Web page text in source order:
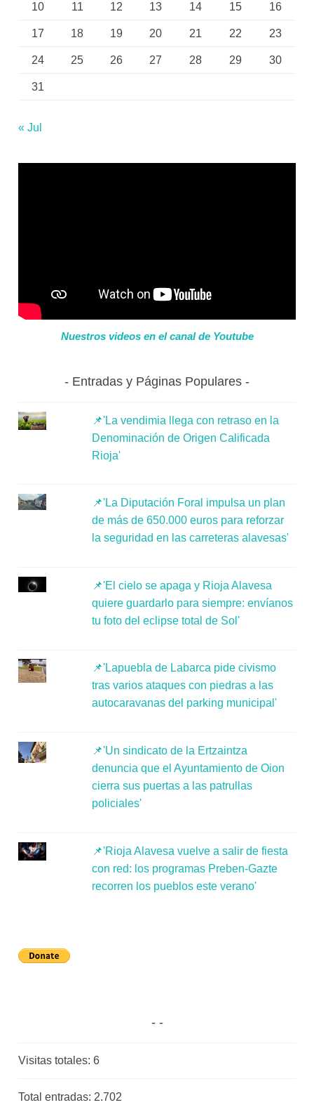
10 11 12 13 14 15 16
17 18 19 20 21 22 23
24 25 26 27 28 29 30
31
« Jul
Nuestros videos en el canal de Youtube
Entradas y Páginas Populares
📌'La vendimia llega con retraso en la
Denominación de Origen Calificada
Rioja'
📌'La Diputación Foral impulsa un plan
de más de 650.000 euros para reforzar
la seguridad en las carreteras alavesas'
📌'El cielo se apaga y Rioja Alavesa
quiere guardarlo para siempre: envíanos
tu foto del eclipse total de Sol'
📌'Lapuebla de Labarca pide civismo
tras varios ataques con piedras a las
autocaravanas del parking municipal'
📌'Un sindicato de la Ertzaintza
denuncia que el Ayuntamiento de Oion
cierra sus puertas a las patrullas
policiales'
📌'Rioja Alavesa vuelve a salir de fiesta
con red: los programas Preben-Gazte
recorren los pueblos este verano'
Visitas totales:6
Total entradas: 2.702